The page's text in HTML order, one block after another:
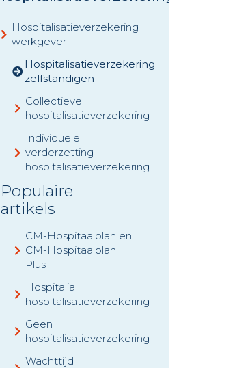
Hospitalisatieverzekering
werkgever
Hospitalisatieverzekering
zelfstandigen
Collectieve
hospitalisatieverzekering
Individuele
verderzetting
hospitalisatieverzekering
Populaire
artikels
CM-Hospitaalplan en
CM-Hospitaalplan
Plus
Hospitalia
hospitalisatieverzekering
Geen
hospitalisatieverzekering
Wachttijd